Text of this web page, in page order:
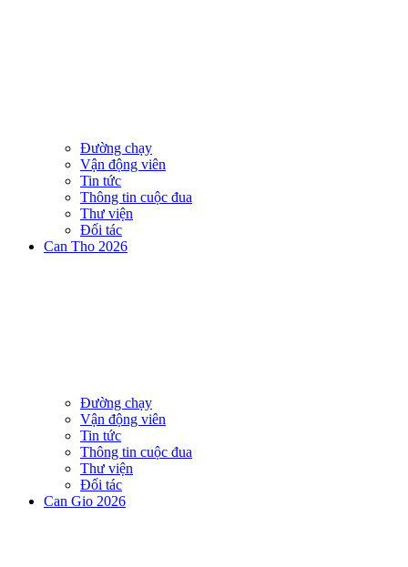
Đường chạy
Vận động viên
Tin tức
Thông tin cuộc đua
Thư viện
Đối tác
Can Tho 2026
Đường chạy
Vận động viên
Tin tức
Thông tin cuộc đua
Thư viện
Đối tác
Can Gio 2026